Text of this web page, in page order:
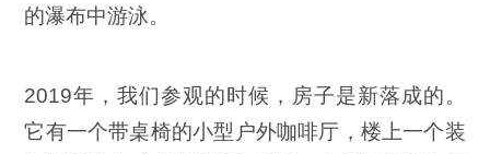
的瀑布中游泳。
2019年，我们参观的时候，房子是新落成的。
它有一个带桌椅的小型户外咖啡厅，楼上一个装